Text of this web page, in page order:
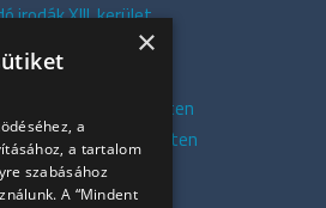
irodák XIII. kerület
irodák V. kerület
irodák XI. kerület
irodák Budapesten
irodák Budapesten
azonnali irodák
Összes iroda
×
a
a tartalom
szabásához
A “Mindent